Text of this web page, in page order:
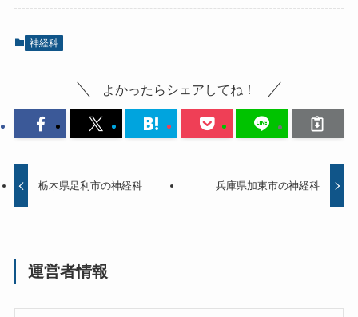
神経科
よかったらシェアしてね！
栃木県足利市の神経科 兵庫県加東市の神経科
運営者情報